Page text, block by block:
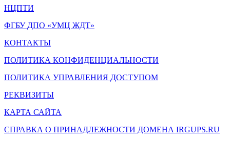
НЦПТИ
ФГБУ ДПО «УМЦ ЖДТ»
КОНТАКТЫ
ПОЛИТИКА КОНФИДЕНЦИАЛЬНОСТИ
ПОЛИТИКА УПРАВЛЕНИЯ ДОСТУПОМ
РЕКВИЗИТЫ
КАРТА САЙТА
СПРАВКА О ПРИНАДЛЕЖНОСТИ ДОМЕНА IRGUPS.RU